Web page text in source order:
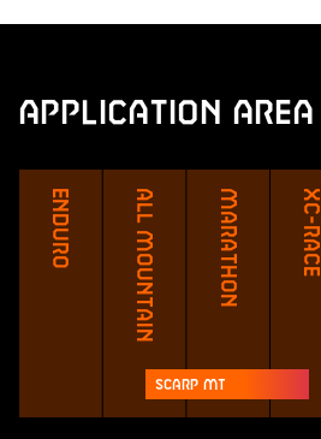
Application Area
Enduro All Mountain Marathon XC-Race
Scarp MT